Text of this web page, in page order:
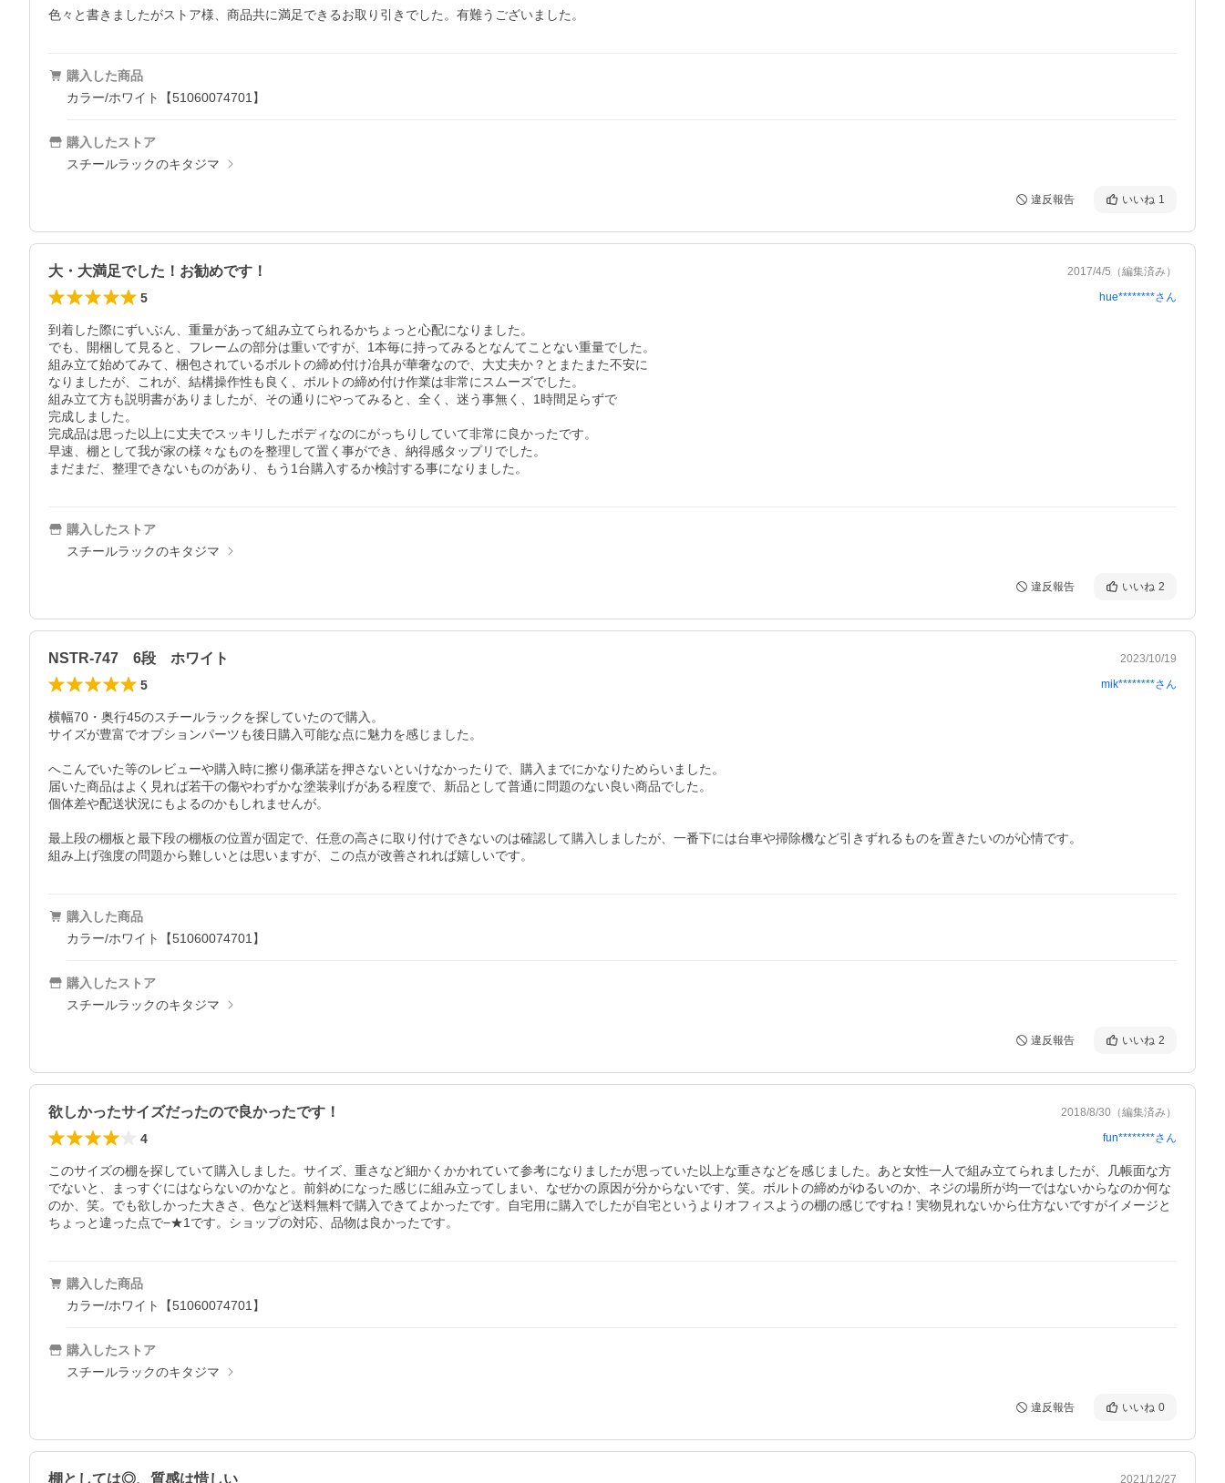
色々と書きましたがストア様、商品共に満足できるお取り引きでした。有難うございました。
購入した商品
カラー/ホワイト【51060074701】
購入したストア
スチールラックのキタジマ
違反報告 いいね 1
大・大満足でした！お勧めです！ 2017/4/5 （編集済み）
5 hue********さん
到着した際にずいぶん、重量があって組み立てられるかちょっと心配になりました。
でも、開梱して見ると、フレームの部分は重いですが、1本毎に持ってみるとなんてことない重量でした。
組み立て始めてみて、梱包されているボルトの締め付け冶具が華奢なので、大丈夫か？とまたまた不安に
なりましたが、これが、結構操作性も良く、ボルトの締め付け作業は非常にスムーズでした。
組み立て方も説明書がありましたが、その通りにやってみると、全く、迷う事無く、1時間足らずで
完成しました。
完成品は思った以上に丈夫でスッキリしたボディなのにがっちりしていて非常に良かったです。
早速、棚として我が家の様々なものを整理して置く事ができ、納得感タップリでした。
まだまだ、整理できないものがあり、もう1台購入するか検討する事になりました。
購入したストア
スチールラックのキタジマ
違反報告 いいね 2
NSTR-747 6段 ホワイト 2023/10/19
5 mik********さん
横幅70・奥行45のスチールラックを探していたので購入。
サイズが豊富でオプションパーツも後日購入可能な点に魅力を感じました。
へこんでいた等のレビューや購入時に擦り傷承諾を押さないといけなかったりで、購入までにかなりためらいました。
届いた商品はよく見れば若干の傷やわずかな塗装剥げがある程度で、新品として普通に問題のない良い商品でした。
個体差や配送状況にもよるのかもしれませんが。
最上段の棚板と最下段の棚板の位置が固定で、任意の高さに取り付けできないのは確認して購入しましたが、一番下には台車や掃除機など引きずれるものを置きたいのが心情です。
組み上げ強度の問題から難しいとは思いますが、この点が改善されれば嬉しいです。
購入した商品
カラー/ホワイト【51060074701】
購入したストア
スチールラックのキタジマ
違反報告 いいね 2
欲しかったサイズだったので良かったです！ 2018/8/30 （編集済み）
4 fun********さん
このサイズの棚を探していて購入しました。サイズ、重さなど細かくかかれていて参考になりましたが思っていた以上な重さなどを感じました。あと女性一人で組み立てられましたが、几帳面な方
でないと、まっすぐにはならないのかなと。前斜めになった感じに組み立ってしまい、なぜかの原因が分からないです、笑。ボルトの締めがゆるいのか、ネジの場所が均一ではないからなのか何な
のか、笑。でも欲しかった大きさ、色など送料無料で購入できてよかったです。自宅用に購入でしたが自宅というよりオフィスようの棚の感じですね！実物見れないから仕方ないですがイメージと
ちょっと違った点で−★1です。ショップの対応、品物は良かったです。
購入した商品
カラー/ホワイト【51060074701】
購入したストア
スチールラックのキタジマ
違反報告 いいね 0
棚としては◎、質感は惜しい 2021/12/27